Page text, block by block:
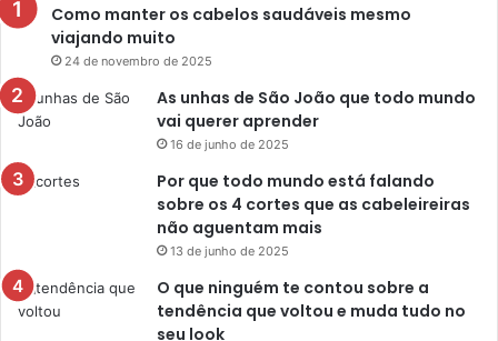
Como manter os cabelos saudáveis mesmo
viajando muito
24 de novembro de 2025
As unhas de São João que todo mundo
vai querer aprender
16 de junho de 2025
Por que todo mundo está falando
sobre os 4 cortes que as cabeleireiras
não aguentam mais
13 de junho de 2025
O que ninguém te contou sobre a
tendência que voltou e muda tudo no
seu look